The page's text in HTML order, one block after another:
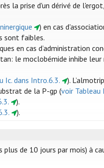
la prise d'un dérivé de
) en cas
sont faibles.
en cas d’administration
le moclobémide inhibe
Ic. dans Intro.6.3.
).
de la P-gp (voir Tableau
).
).
de 10 jours par mois) à